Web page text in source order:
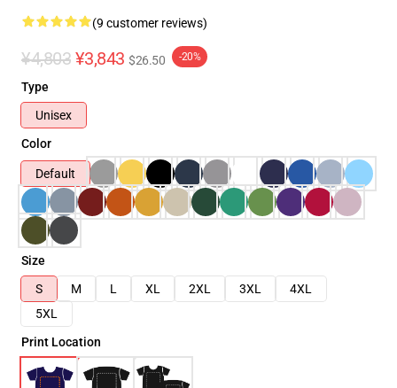
(9 customer reviews)
¥4,803 ¥3,843 $26.50 -20%
Type
Unisex
Color
Default
Size
S
M L XL 2XL 3XL
4XL
5XL
Print Location